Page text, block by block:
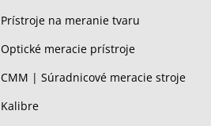
Prístroje na meranie tvaru
Optické meracie prístroje
CMM | Súradnicové meracie stroje
Kalibre